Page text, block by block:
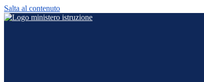
Salta al contenuto